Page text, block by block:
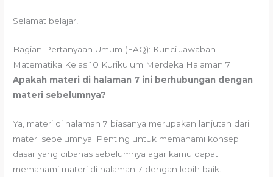
Selamat belajar!
Bagian Pertanyaan Umum (FAQ): Kunci Jawaban
Matematika Kelas 10 Kurikulum Merdeka Halaman 7
Apakah materi di halaman 7 ini berhubungan dengan
materi sebelumnya?
Ya, materi di halaman 7 biasanya merupakan lanjutan dari
materi sebelumnya. Penting untuk memahami konsep
dasar yang dibahas sebelumnya agar kamu dapat
memahami materi di halaman 7 dengan lebih baik.